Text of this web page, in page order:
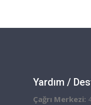
Yardım /
Çağrı Merkezi: